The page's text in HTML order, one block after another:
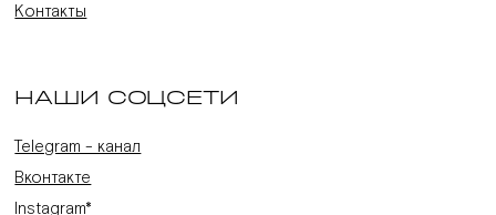
НАШИ СОЦСЕТИ
Telegram - канал
Вконтакте
Instagram*
Контакты